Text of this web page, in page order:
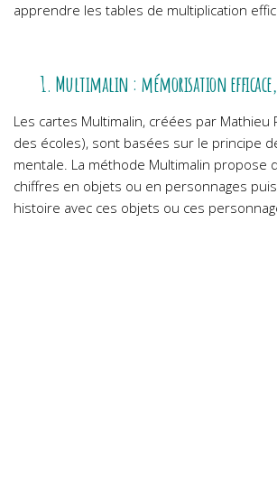
apprendre les tables de multiplication
1. Multimalin : mémorisation
Les cartes Multimalin, créées par
des écoles), sont basées sur le principe
mentale. La méthode Multimalin propose
chiffres en objets ou en personnages
histoire avec ces objets ou ces